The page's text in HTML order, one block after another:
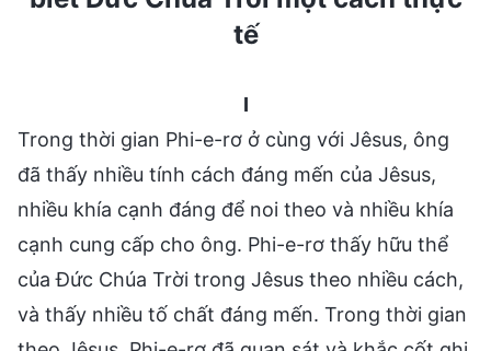
tế
I
Trong thời gian Phi-e-rơ ở cùng với Jêsus, ông
đã thấy nhiều tính cách đáng mến của Jêsus,
nhiều khía cạnh đáng để noi theo và nhiều khía
cạnh cung cấp cho ông. Phi-e-rơ thấy hữu thể
của Đức Chúa Trời trong Jêsus theo nhiều cách,
và thấy nhiều tố chất đáng mến. Trong thời gian